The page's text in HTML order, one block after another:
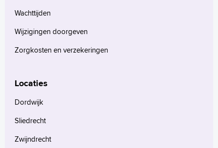
Wachttijden
Wijzigingen doorgeven
Zorgkosten en verzekeringen
Locaties
Dordwijk
Sliedrecht
Zwijndrecht